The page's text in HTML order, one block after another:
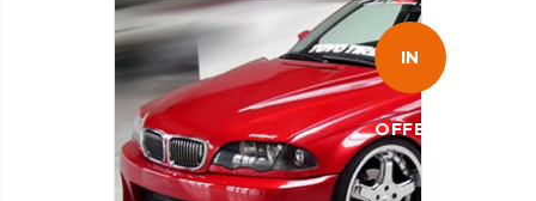
IN
OFFERTA!